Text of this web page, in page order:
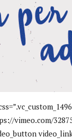
vimeo.com/